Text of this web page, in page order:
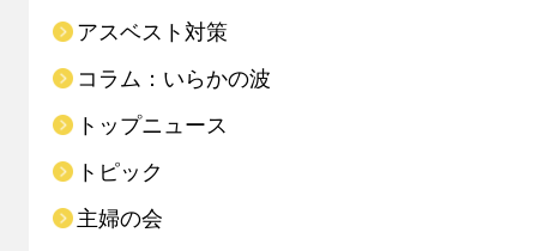
アスベスト対策
コラム：いらかの波
トップニュース
トピック
主婦の会